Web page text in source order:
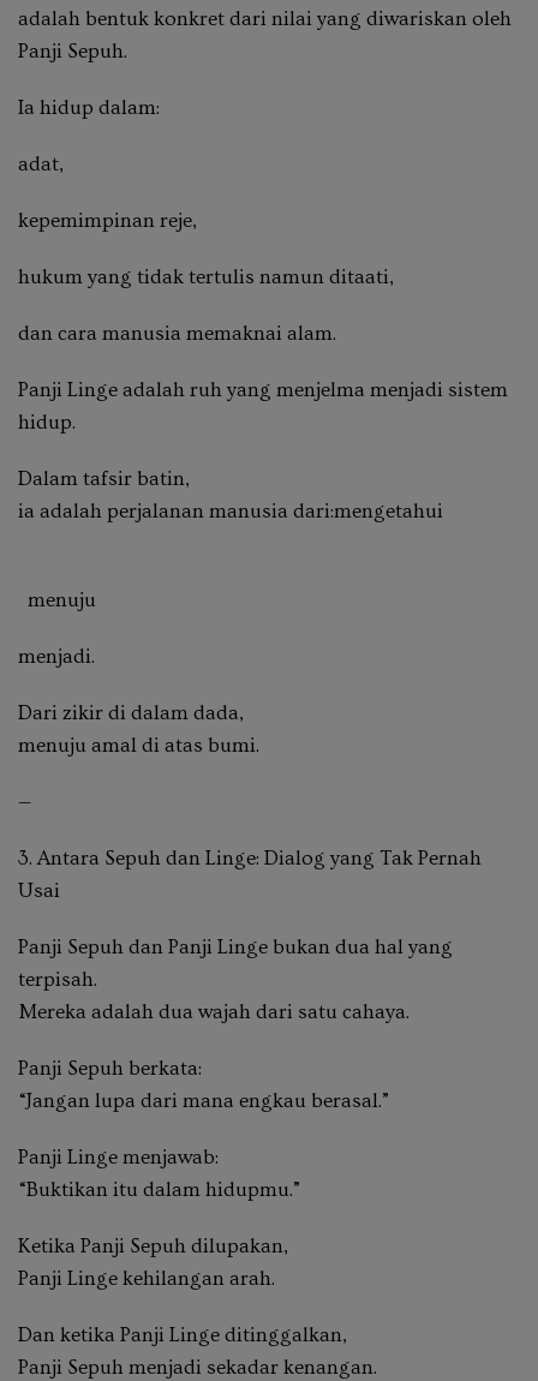
adalah bentuk konkret dari nilai yang diwariskan oleh
Panji Sepuh.
Ia hidup dalam:
adat,
kepemimpinan reje,
hukum yang tidak tertulis namun ditaati,
dan cara manusia memaknai alam.
Panji Linge adalah ruh yang menjelma menjadi sistem
hidup.
Dalam tafsir batin,
ia adalah perjalanan manusia dari:mengetahui
menuju
menjadi.
Dari zikir di dalam dada,
menuju amal di atas bumi.
—
3. Antara Sepuh dan Linge: Dialog yang Tak Pernah
Usai
Panji Sepuh dan Panji Linge bukan dua hal yang
terpisah.
Mereka adalah dua wajah dari satu cahaya.
Panji Sepuh berkata:
“Jangan lupa dari mana engkau berasal.”
Panji Linge menjawab:
“Buktikan itu dalam hidupmu.”
Ketika Panji Sepuh dilupakan,
Panji Linge kehilangan arah.
Dan ketika Panji Linge ditinggalkan,
Panji Sepuh menjadi sekadar kenangan.